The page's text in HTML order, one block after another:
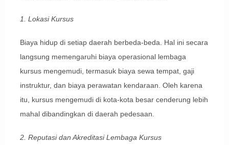
1. Lokasi Kursus
Biaya hidup di setiap daerah berbeda-beda. Hal ini secara
langsung memengaruhi biaya operasional lembaga
kursus mengemudi, termasuk biaya sewa tempat, gaji
instruktur, dan biaya perawatan kendaraan. Oleh karena
itu, kursus mengemudi di kota-kota besar cenderung lebih
mahal dibandingkan di daerah pedesaan.
2. Reputasi dan Akreditasi Lembaga Kursus